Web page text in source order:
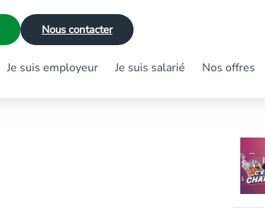
Nous contacter
Je suis employeur Je suis salarié Nos offres